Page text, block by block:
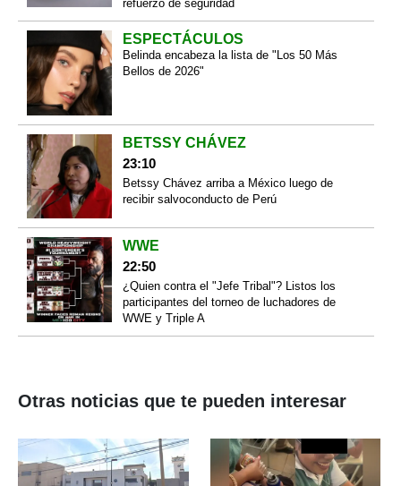
refuerzo de seguridad
ESPECTÁCULOS
Belinda encabeza la lista de "Los 50 Más
Bellos de 2026"
BETSSY CHÁVEZ
23:10
Betssy Chávez arriba a México luego de
recibir salvoconducto de Perú
WWE
22:50
¿Quien contra el "Jefe Tribal"? Listos los
participantes del torneo de luchadores de
WWE y Triple A
Otras noticias que te pueden interesar